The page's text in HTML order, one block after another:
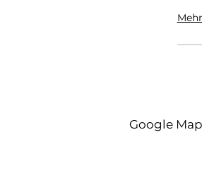
Google